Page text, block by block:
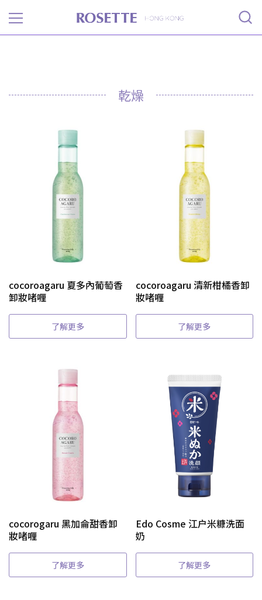
Rosette
乾燥
cocoroagaru 夏多內葡萄香
卸妝啫喱
了解更多
cocoroagaru 清新柑橘香卸
妝啫喱
了解更多
cocorogaru 黑加侖甜香卸
妝啫喱
了解更多
Edo Cosme 江户米糠洗面
奶
了解更多